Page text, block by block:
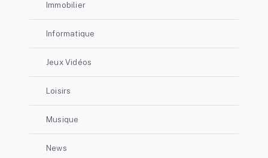
Immobilier
Informatique
Jeux Vidéos
Loisirs
Musique
News